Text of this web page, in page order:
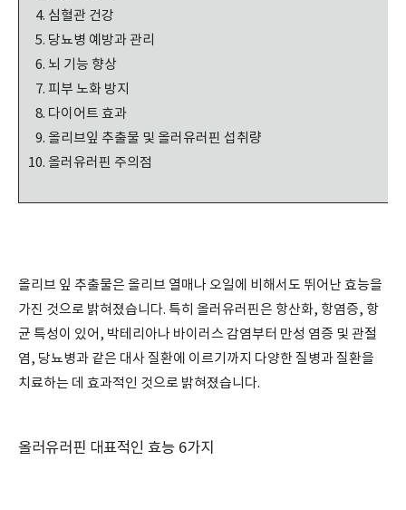
심혈관 건강
당뇨병 예방과 관리
뇌 기능 향상
피부 노화 방지
다이어트 효과
올리브잎 추출물 및 올러유러핀 섭취량
올러유러핀 주의점
올리브 잎 추출물은 올리브 열매나 오일에 비해서도 뛰어난 효능을
가진 것으로 밝혀졌습니다. 특히 올러유러핀은 항산화, 항염증, 항
균 특성이 있어, 박테리아나 바이러스 감염부터 만성 염증 및 관절
염, 당뇨병과 같은 대사 질환에 이르기까지 다양한 질병과 질환을
치료하는 데 효과적인 것으로 밝혀졌습니다.
올러유러핀 대표적인 효능 6가지